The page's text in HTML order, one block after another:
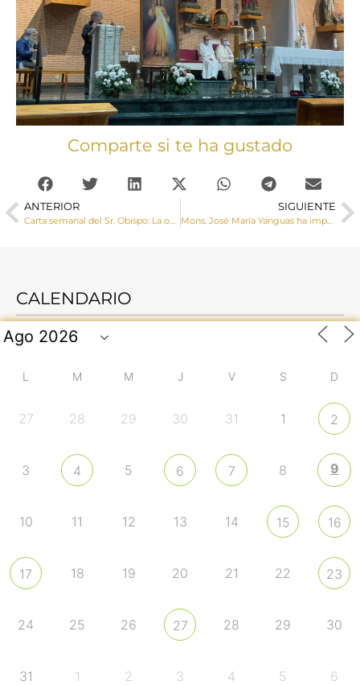
Comparte si te ha gustado
ANTERIOR
Carta semanal del Sr. Obispo: La objeción de conciencia
SIGUIENTE
Mons. José María Yanguas ha impartido el sacramento de la Confirmación a jóvenes de las parroquias de La Paz y Arcas
CALENDARIO
L M M J V S D
27 28 29 30 31 1 2
3 4 5 6 7 8 9
10 11 12 13 14 15 16
17 18 19 20 21 22 23
24 25 26 27 28 29 30
31 1 2 3 4 5 6